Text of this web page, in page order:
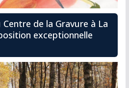
de la Gravure à La
exceptionnelle